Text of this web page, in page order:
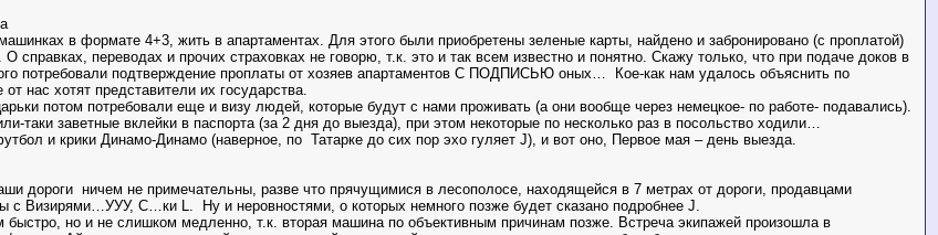
в формате 4+3, жить в апартаментах. Для этого были приобретены зеленые карты, найдено и забронировано (с проплатой)
справках, переводах и прочих страховках не говорю, т.к. это и так всем известно и понятно. Скажу только, что при подаче доков в
потребовали подтверждение проплаты от хозяев апартаментов С ПОДПИСЬЮ оных…
Кое-как нам удалось объяснить по
нас хотят представители их государства.
потом потребовали еще и визу людей, которые будут с нами проживать (а они вообще через немецкое- по работе- подавались).
таки заветные вклейки в паспорта (за 2 дня до выезда), при этом некоторые по несколько раз в посольство ходили…
и крики Динамо-Динамо (наверное, по Татарке до сих пор эхо гуляет J), и вот оно, Первое мая – день выезда.
дороги ничем не примечательны, разве что прячущимися в лесополосе, находящейся в 7 метрах от дороги, продавцами
с Визирями…УУУ, С…ки L. Ну и неровностями, о которых немного позже будет сказано подробнее J.
быстро, но и не слишком медленно, т.к. вторая машина по объективным причинам позже. Встреча экипажей произошла в